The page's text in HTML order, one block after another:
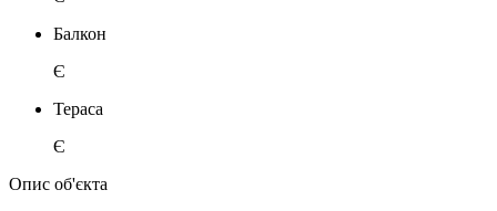
Балкон
Є
Тераса
Є
Опис об'єкта